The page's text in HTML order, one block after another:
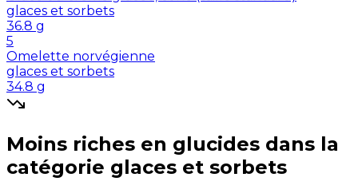
glaces et sorbets
36.8 g
5
Omelette norvégienne
glaces et sorbets
34.8 g
Moins riches en glucides dans la
catégorie glaces et sorbets